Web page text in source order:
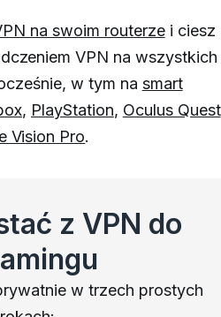
na swoim routerzei ciesz
VPN na wszystkich
w tym na smart
, PlayStation, Oculus Quest
Vision Pro.
z VPN do
w trzech prostych